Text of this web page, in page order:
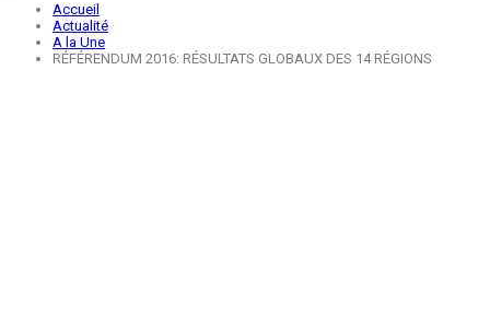
Accueil
Actualité
A la Une
RÉFÉRENDUM 2016: RÉSULTATS GLOBAUX DES 14 RÉGIONS